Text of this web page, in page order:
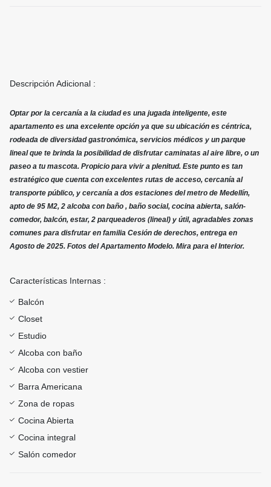
Descripción Adicional :
Optar por la cercanía a la ciudad es una jugada inteligente, este
apartamento es una excelente opción ya que su ubicación es céntrica,
rodeada de diversidad gastronómica, servicios médicos y un parque
lineal que te brinda la posibilidad de disfrutar caminatas al aire libre, o un
paseo a tu mascota. Propicio para vivir a plenitud. Este punto es tan
estratégico que cuenta con excelentes rutas de acceso, cercanía al
transporte público, y cercanía a dos estaciones del metro de Medellín,
apto de 95 M2, 2 alcoba con baño , baño social, cocina abierta, salón-
comedor, balcón, estar, 2 parqueaderos (lineal) y útil, agradables zonas
comunes para disfrutar en familia Cesión de derechos, entrega en
Agosto de 2025. Fotos del Apartamento Modelo. Mira para el Interior.
Características Internas :
Balcón
Closet
Estudio
Alcoba con baño
Alcoba con vestier
Barra Americana
Zona de ropas
Cocina Abierta
Cocina integral
Salón comedor